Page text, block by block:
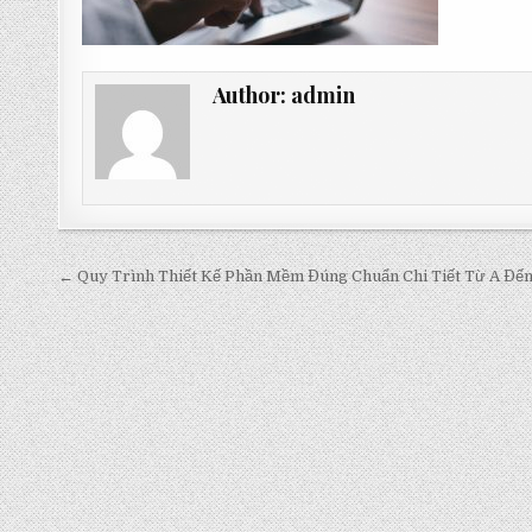
Author: admin
Post
navigation
← Quy Trình Thiết Kế Phần Mềm Đúng Chuẩn Chi Tiết Từ A